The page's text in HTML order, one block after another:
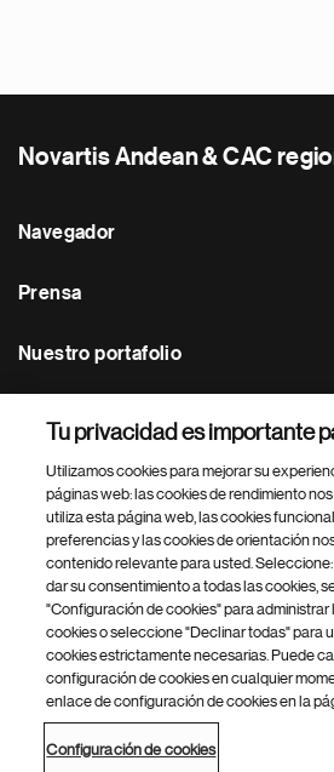
Novartis Andean & CAC
Navegador
Prensa
Nuestro portafolio
Footer Site Search
inferior
del
© 2026 Novartis
Política de privacidad Términos de uso
Configuración de cookies
Tu privacidad es importante
Utilizamos cookies para mejorar su
páginas web: las cookies de rendimiento
utiliza esta página web, las cookies
preferencias y las cookies de orientación
contenido relevante para usted.
dar su consentimiento a todas las cookies,
"Configuración de cookies" para administrar
cookies o seleccione "Declinar todas" para
cookies estrictamente necesarias. Puede
configuración de cookies en cualquier
enlace de configuración de cookies en la
Configuración de cookies